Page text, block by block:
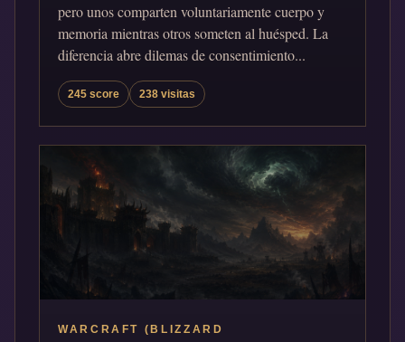
pero unos comparten voluntariamente cuerpo y
memoria mientras otros someten al huésped. La
diferencia abre dilemas de consentimiento...
245 score 238 visitas
WARCRAFT (BLIZZARD